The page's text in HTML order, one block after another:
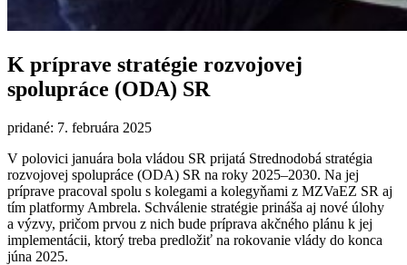
K príprave stratégie rozvojovej
spolupráce (ODA) SR
pridané: 7. februára 2025
V polovici januára bola vládou SR prijatá Strednodobá stratégia
rozvojovej spolupráce (ODA) SR na roky 2025–2030. Na jej
príprave pracoval spolu s kolegami a kolegyňami z MZVaEZ SR aj
tím platformy Ambrela. Schválenie stratégie prináša aj nové úlohy
a výzvy, pričom prvou z nich bude príprava akčného plánu k jej
implementácii, ktorý treba predložiť na rokovanie vlády do konca
júna 2025.